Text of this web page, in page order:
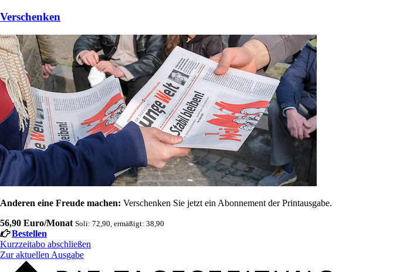
Verschenken
Anderen eine Freude machen: Verschenken Sie jetzt ein Abonnement der Printausgabe.
56,90 Euro/Monat Soli: 72,90, ermäßigt: 38,90
Bestellen
Kurzzeitabo abschließen
Zur aktuellen Ausgabe